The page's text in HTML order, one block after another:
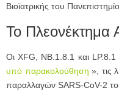
Βιοϊατρικής του
Το Πλεονέκτημα
Οι XFG, NB.1.8.1 και LP.8.1
υπό παρακολούθηση », τις
παραλλαγών SARS-CoV-2